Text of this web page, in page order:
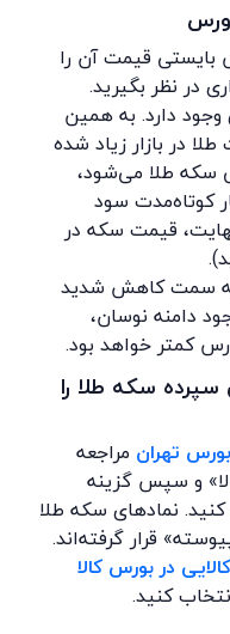
بایستی قیمت آن را
در نظر بگیرید.
نوسان ۵ درصدی وجود دارد. به همین
در بازار زیاد شده
سکه طلا می‌شود،
کوتاه‌مدت سود
قیمت سکه در
به سمت کاهش شدید
دامنه نوسان،
کمتر خواهد بود.
سکه طلا را
تهران مراجعه
و سپس گزینه
نمادهای سکه طلا
قرار گرفته‌اند.
در بورس کالا
کنید.